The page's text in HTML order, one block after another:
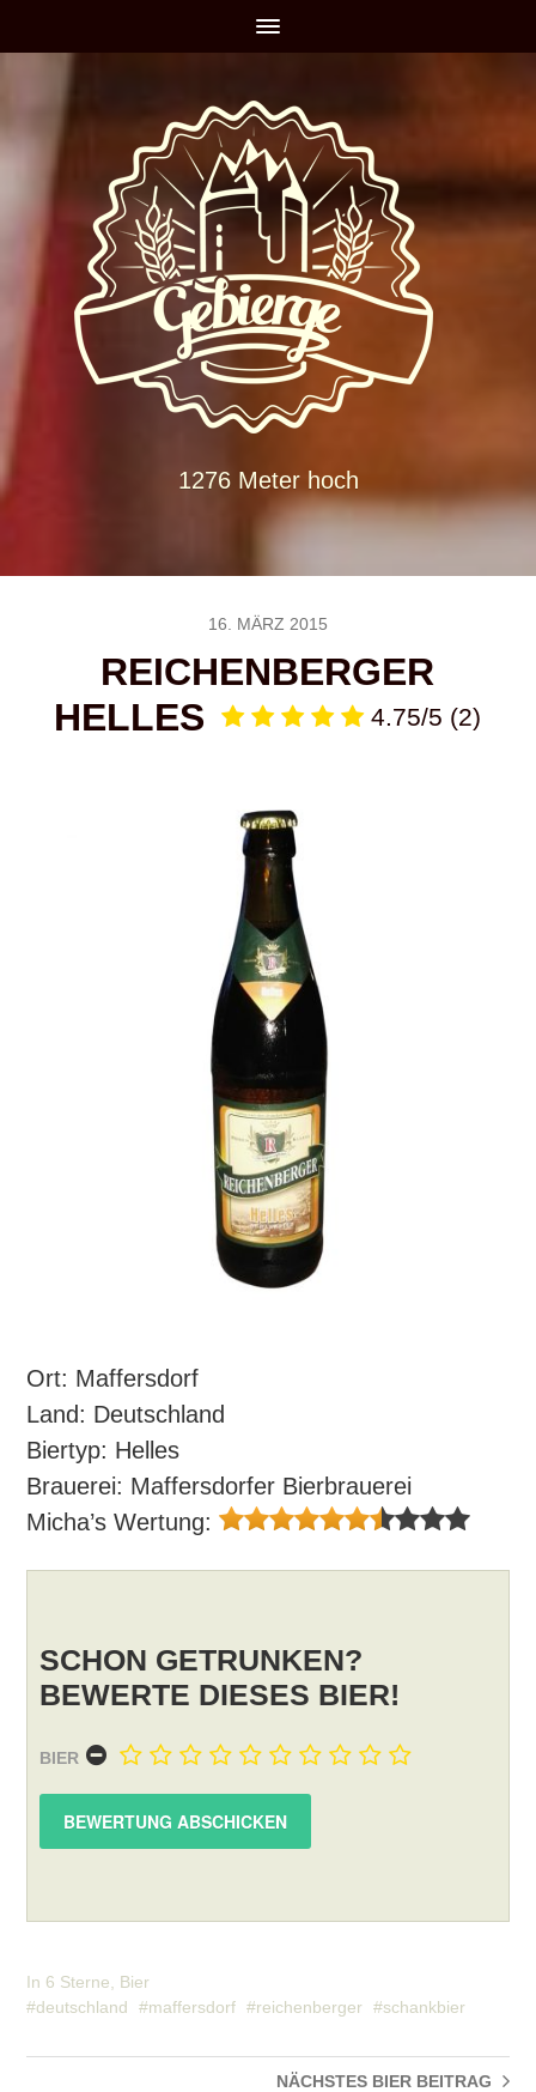
1276 Meter hoch
16. MÄRZ 2015
REICHENBERGER
HELLES
4.75/5 (2)
Ort: Maffersdorf
Land: Deutschland
Biertyp: Helles
Brauerei: Maffersdorfer Bierbrauerei
Micha’s Wertung:
SCHON GETRUNKEN?
BEWERTE DIESES BIER!
BIER
In 6 Sterne
Bier
deutschland
maffersdorf reichenberger schankbier
NÄCHSTES BIERBEITRAG